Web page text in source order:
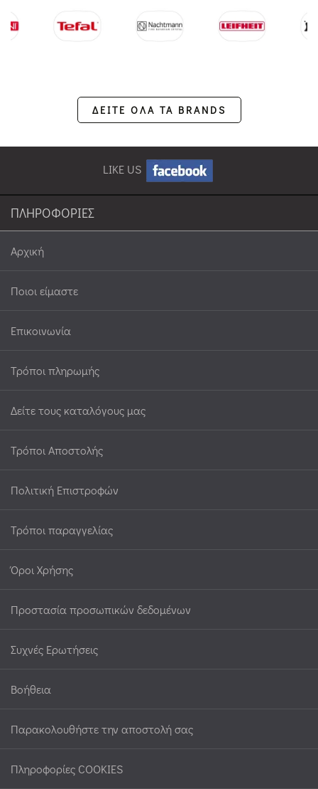
ΔΕΙΤΕ ΟΛΑ ΤΑ BRANDS
LIKE US
ΠΛΗΡΟΦΟΡΙΕΣ
Αρχική
Ποιοι είμαστε
Επικοινωνία
Τρόποι πληρωμής
Δείτε τους καταλόγους μας
Τρόποι Αποστολής
Πολιτική Επιστροφών
Τρόποι παραγγελίας
Όροι Χρήσης
Προστασία προσωπικών δεδομένων
Συχνές Ερωτήσεις
Βοήθεια
Παρακολουθήστε την αποστολή σας
Πληροφορίες COOKIES